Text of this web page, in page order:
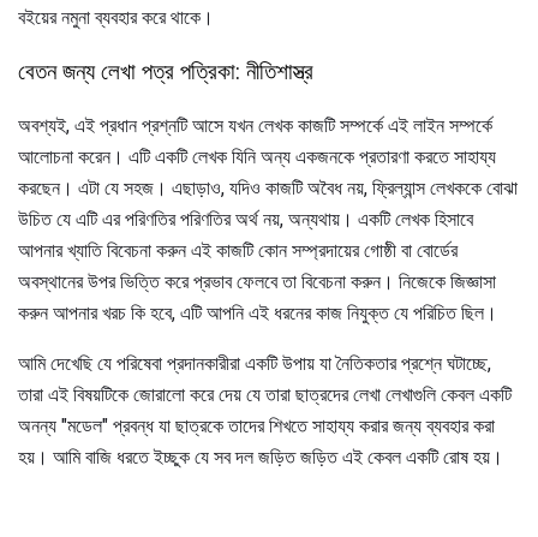
বইয়ের নমুনা ব্যবহার করে থাকে।
বেতন জন্য লেখা পত্র পত্রিকা: নীতিশাস্ত্র
অবশ্যই, এই প্রধান প্রশ্নটি আসে যখন লেখক কাজটি সম্পর্কে এই লাইন সম্পর্কে
আলোচনা করেন। এটি একটি লেখক যিনি অন্য একজনকে প্রতারণা করতে সাহায্য
করছেন। এটা যে সহজ। এছাড়াও, যদিও কাজটি অবৈধ নয়, ফ্রিল্যান্স লেখককে বোঝা
উচিত যে এটি এর পরিণতির পরিণতির অর্থ নয়, অন্যথায়। একটি লেখক হিসাবে
আপনার খ্যাতি বিবেচনা করুন এই কাজটি কোন সম্প্রদায়ের গোষ্ঠী বা বোর্ডের
অবস্থানের উপর ভিত্তি করে প্রভাব ফেলবে তা বিবেচনা করুন। নিজেকে জিজ্ঞাসা
করুন আপনার খরচ কি হবে, এটি আপনি এই ধরনের কাজ নিযুক্ত যে পরিচিত ছিল।
আমি দেখেছি যে পরিষেবা প্রদানকারীরা একটি উপায় যা নৈতিকতার প্রশ্নে ঘটাচ্ছে,
তারা এই বিষয়টিকে জোরালো করে দেয় যে তারা ছাত্রদের লেখা লেখাগুলি কেবল একটি
অনন্য "মডেল" প্রবন্ধ যা ছাত্রকে তাদের শিখতে সাহায্য করার জন্য ব্যবহার করা
হয়। আমি বাজি ধরতে ইচ্ছুক যে সব দল জড়িত জড়িত এই কেবল একটি রোষ হয়।